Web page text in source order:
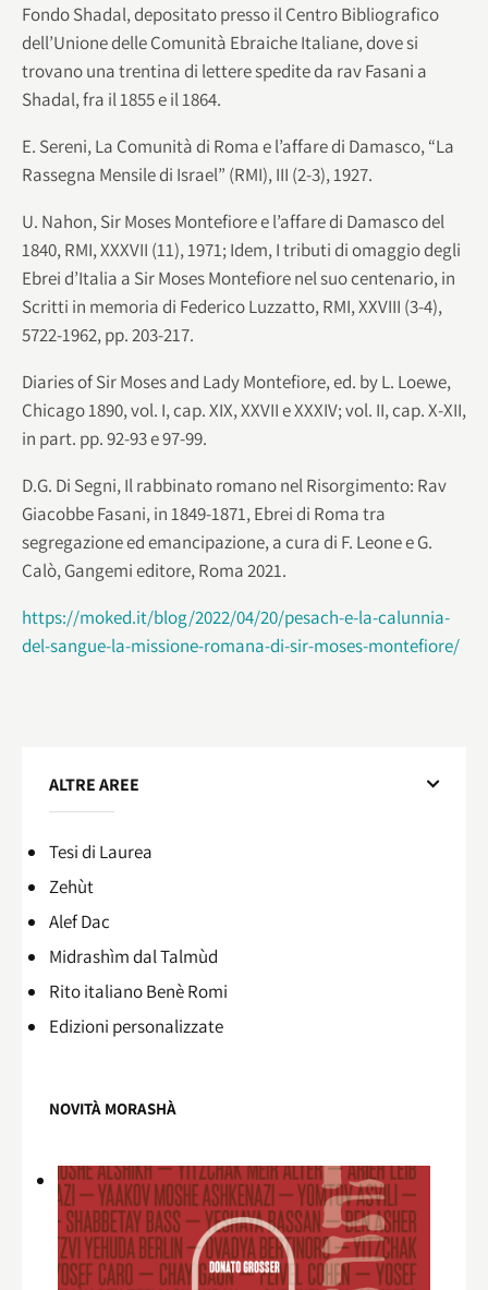
Fondo Shadal, depositato presso il Centro Bibliografico
dell’Unione delle Comunità Ebraiche Italiane, dove si
trovano una trentina di lettere spedite da rav Fasani a
Shadal, fra il 1855 e il 1864.
E. Sereni, La Comunità di Roma e l’affare di Damasco, “La
Rassegna Mensile di Israel” (RMI), III (2-3), 1927.
U. Nahon, Sir Moses Montefiore e l’affare di Damasco del
1840, RMI, XXXVII (11), 1971; Idem, I tributi di omaggio degli
Ebrei d’Italia a Sir Moses Montefiore nel suo centenario, in
Scritti in memoria di Federico Luzzatto, RMI, XXVIII (3-4),
5722-1962, pp. 203-217.
Diaries of Sir Moses and Lady Montefiore, ed. by L. Loewe,
Chicago 1890, vol. I, cap. XIX, XXVII e XXXIV; vol. II, cap. X-XII,
in part. pp. 92-93 e 97-99.
D.G. Di Segni, Il rabbinato romano nel Risorgimento: Rav
Giacobbe Fasani, in 1849-1871, Ebrei di Roma tra
segregazione ed emancipazione, a cura di F. Leone e G.
Calò, Gangemi editore, Roma 2021.
https://moked.it/blog/2022/04/20/pesach-e-la-calunnia-
del-sangue-la-missione-romana-di-sir-moses-montefiore/
ALTRE AREE
Tesi di Laurea
Zehùt
Alef Dac
Midrashìm dal Talmùd
Rito italiano Benè Romi​
Edizioni personalizzate
NOVITÀ MORASHÀ